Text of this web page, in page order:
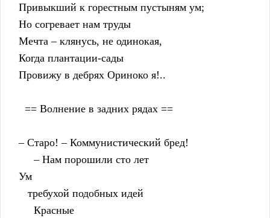
    Привыкший к горестным пустыням ум;
    Но согревает нам труды
    Мечта – клянусь, не одинокая,
    Когда плантации-сады
    Провижу в дебрях Ориноко я!..
      == Волнение в задних рядах ==
    – Старо! – Коммунистический бред!
         – Нам порошили сто лет
    Ум
       требухой подобных идей
         Красные